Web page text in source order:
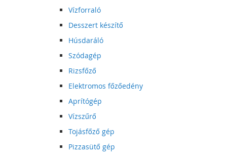
Vízforraló
Desszert készítő
Húsdaráló
Szódagép
Rizsfőző
Elektromos főzőedény
Aprítógép
Vízszűrő
Tojásfőző gép
Pizzasütő gép